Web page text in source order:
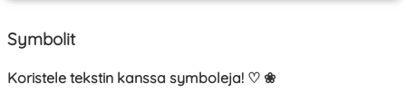
Symbolit
Koristele tekstin kanssa symboleja! ♡ ❀